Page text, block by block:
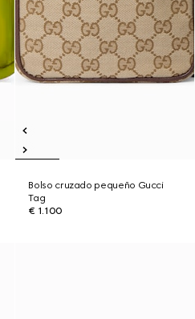
Bolso cruzado pequeño Gucci
Tag
€ 1.100